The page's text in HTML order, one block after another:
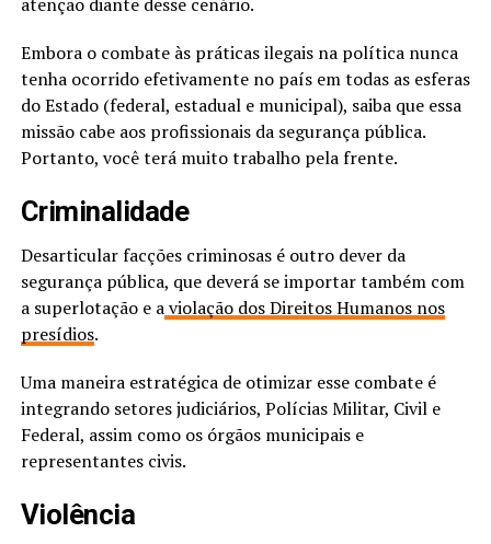
Embora o combate às práticas ilegais na política nunca
tenha ocorrido efetivamente no país em todas as esferas
do Estado (federal, estadual e municipal), saiba que essa
missão cabe aos profissionais da segurança pública.
Portanto, você terá muito trabalho pela frente.
Criminalidade
Desarticular facções criminosas é outro dever da
segurança pública, que deverá se importar também com
a superlotação e aviolação dos Direitos Humanos nos
presídios.
Uma maneira estratégica de otimizar esse combate é
integrando setores judiciários, Polícias Militar, Civil e
Federal, assim como os órgãos municipais e
representantes civis.
Violência